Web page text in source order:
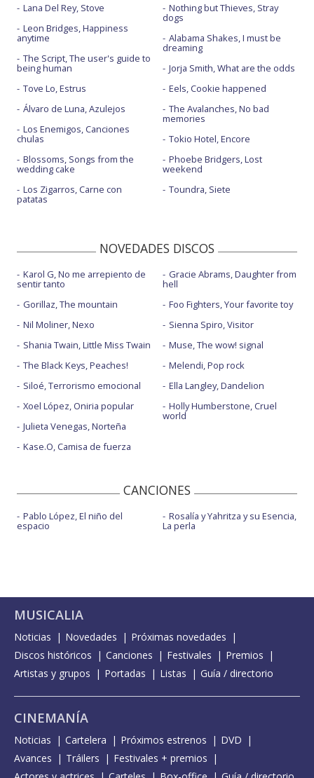
Lana Del Rey, Stove
Leon Bridges, Happiness
anytime
The Script, The user's guide to
being human
Tove Lo, Estrus
Álvaro de Luna, Azulejos
Los Enemigos, Canciones
chulas
Blossoms, Songs from the
wedding cake
Los Zigarros, Carne con
patatas
Nothing but Thieves, Stray
dogs
Alabama Shakes, I must be
dreaming
Jorja Smith, What are the odds
Eels, Cookie happened
The Avalanches, No bad
memories
Tokio Hotel, Encore
Phoebe Bridgers, Lost
weekend
Toundra, Siete
NOVEDADES DISCOS
Karol G, No me arrepiento de
sentir tanto
Gorillaz, The mountain
Nil Moliner, Nexo
Shania Twain, Little Miss Twain
The Black Keys, Peaches!
Siloé, Terrorismo emocional
Xoel López, Oniria popular
Julieta Venegas, Norteña
Kase.O, Camisa de fuerza
Gracie Abrams, Daughter from
hell
Foo Fighters, Your favorite toy
Sienna Spiro, Visitor
Muse, The wow! signal
Melendi, Pop rock
Ella Langley, Dandelion
Holly Humberstone, Cruel
world
CANCIONES
Pablo López, El niño del
espacio
Rosalía y Yahritza y su Esencia,
La perla
MUSICALIA
Noticias Novedades
Próximas novedades
Discos históricos
Canciones Festivales
Premios
Artistas y grupos
Portadas Listas Guía / directorio
CINEMANÍA
Noticias Cartelera Próximos estrenos
DVD
Avances
Tráilers
Festivales + premios